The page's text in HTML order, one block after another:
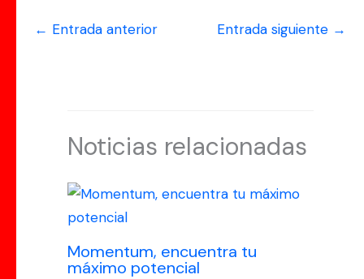
← Entrada anterior Entrada siguiente →
Noticias relacionadas
Momentum, encuentra tu
máximo potencial